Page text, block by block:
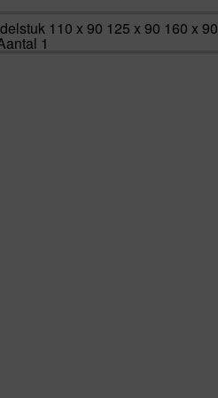
110 x 90 125 x 90 160 x 90
1